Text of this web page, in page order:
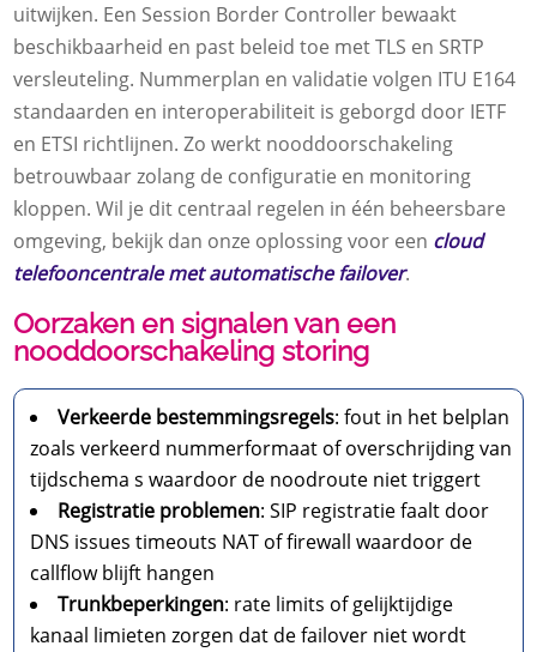
uitwijken. Een Session Border Controller bewaakt
beschikbaarheid en past beleid toe met TLS en SRTP
versleuteling. Nummerplan en validatie volgen ITU E164
standaarden en interoperabiliteit is geborgd door IETF
en ETSI richtlijnen. Zo werkt nooddoorschakeling
betrouwbaar zolang de configuratie en monitoring
kloppen. Wil je dit centraal regelen in één beheersbare
omgeving, bekijk dan onze oplossing voor een cloud
telefooncentrale met automatische failover.
Oorzaken en signalen van een
nooddoorschakeling storing
Verkeerde bestemmingsregels: fout in het belplan
zoals verkeerd nummerformaat of overschrijding van
tijdschema s waardoor de noodroute niet triggert
Registratie problemen: SIP registratie faalt door
DNS issues timeouts NAT of firewall waardoor de
callflow blijft hangen
Trunkbeperkingen: rate limits of gelijktijdige
kanaal limieten zorgen dat de failover niet wordt